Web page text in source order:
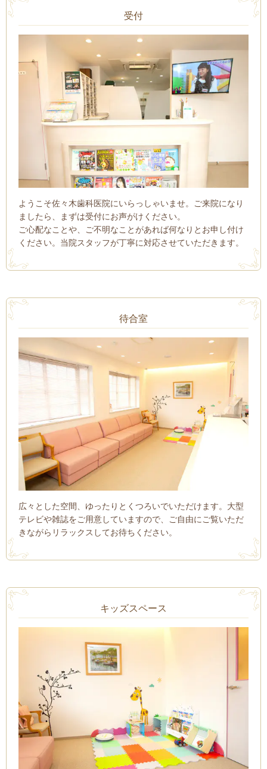
受付
ようこそ佐々木歯科医院にいらっしゃいませ。ご来院になり
ましたら、まずは受付にお声がけください。
ご心配なことや、ご不明なことがあれば何なりとお申し付け
ください。当院スタッフが丁寧に対応させていただきます。
待合室
広々とした空間、ゆったりとくつろいでいただけます。大型
テレビや雑誌をご用意していますので、ご自由にご覧いただ
きながらリラックスしてお待ちください。
キッズスペース